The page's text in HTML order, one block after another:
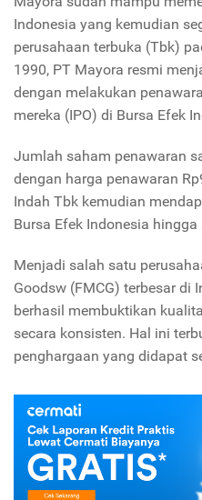
Indonesia yang kemudian
perusahaan terbuka (Tbk)
1990, PT Mayora resmi
dengan melakukan
mereka (IPO) di Bursa Efek
Jumlah saham penawaran
dengan harga penawaran
Indah Tbk kemudian
Bursa Efek Indonesia hingga
Menjadi salah satu
Goodsw (FMCG) terbesar di
berhasil membuktikan
secara konsisten. Hal ini
penghargaan yang didapat